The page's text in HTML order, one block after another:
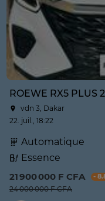
ROEWE RX5 PLUS
vdn 3, Dakar
22. juil., 18:22
Automatique
Essence
21 900 000 F CFA
-
24 000 000 F CFA